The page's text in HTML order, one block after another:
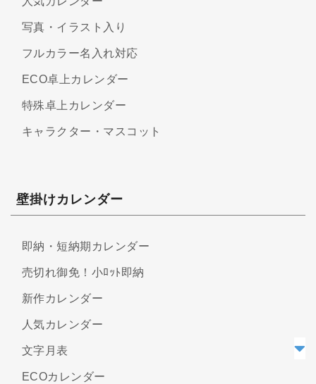
写真・イラスト入り
フルカラー名入れ対応
ECO卓上カレンダー
特殊卓上カレンダー
キャラクター・マスコット
壁掛けカレンダー
即納・短納期カレンダー
売切れ御免！小ﾛｯﾄ即納
新作カレンダー
人気カレンダー
文字月表
ECOカレンダー